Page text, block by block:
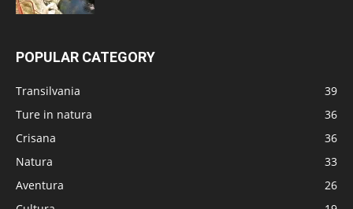
POPULAR CATEGORY
Transilvania
39
Ture in natura
36
Crisana
36
Natura
33
Aventura
26